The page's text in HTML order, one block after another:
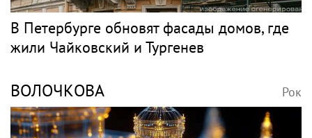
В Петербурге обновят фасады домов, где
жили Чайковский и Тургенев
ВОЛОЧКОВА Рок